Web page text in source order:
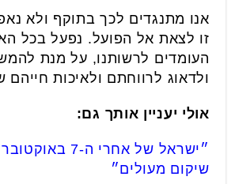
אנו מתנגדים לכך בתוקף ולא
זו לצאת אל הפועל. נפעל בכל
העומדים לרשותנו, על מנת
ולדאוג לרווחתם ולאיכות חייהם
אולי יעניין אותך גם:
״ישראל של אחרי
שיקום מעולים״